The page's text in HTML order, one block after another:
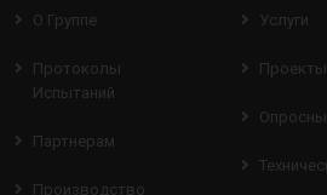
О Группе
Протоколы
Испытаний
Партнерам
Производство
Услуги
Проекты